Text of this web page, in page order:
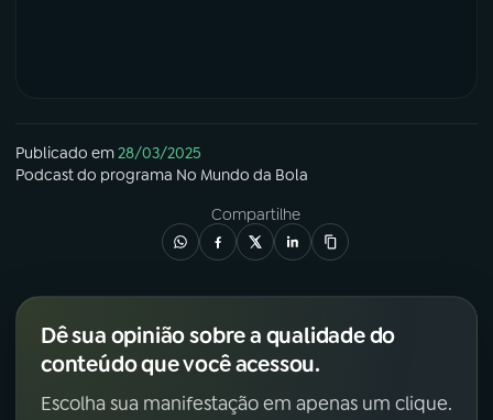
Publicado em28/03/2025
Podcastdo programa No Mundo da Bola
Compartilhe
Dê sua opinião sobre a qualidade do
conteúdo que você acessou.
Escolha sua manifestação em apenas um clique.